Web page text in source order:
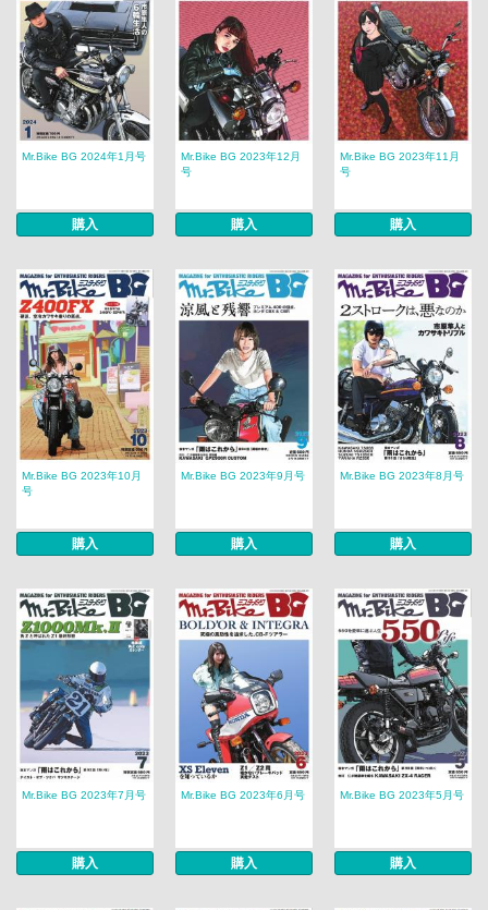
Mr.Bike BG 2024年1月号
購入
Mr.Bike BG 2023年12月
号
購入
Mr.Bike BG 2023年11月
号
購入
Mr.Bike BG 2023年10月
号
購入
Mr.Bike BG 2023年9月号
購入
Mr.Bike BG 2023年8月号
購入
Mr.Bike BG 2023年7月号
購入
Mr.Bike BG 2023年6月号
購入
Mr.Bike BG 2023年5月号
購入